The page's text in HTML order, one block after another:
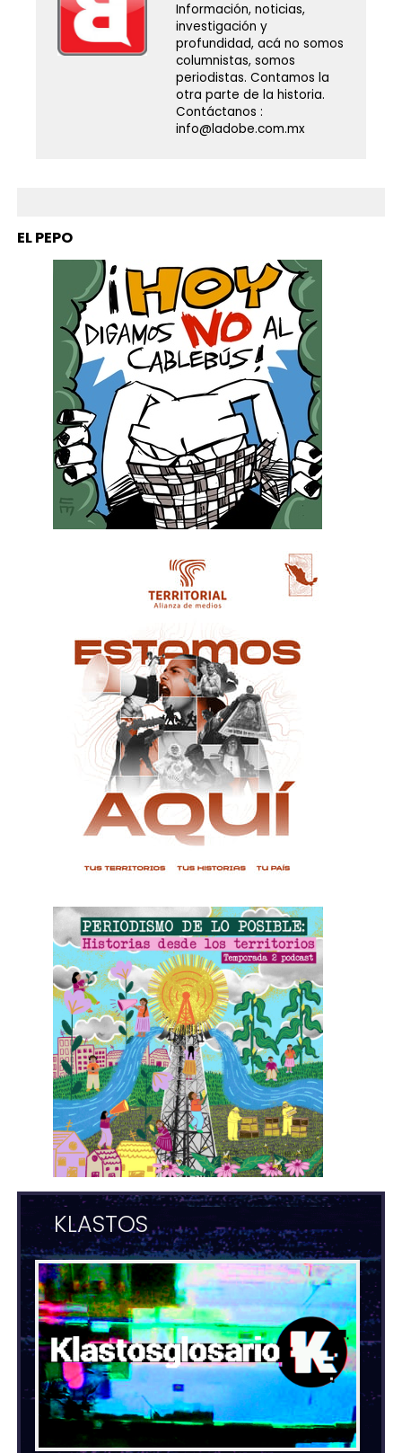
Información, noticias,
investigación y
profundidad, acá no somos
columnistas, somos
periodistas. Contamos la
otra parte de la historia.
Contáctanos :
info@ladobe.com.mx
EL PEPO
KLASTOS